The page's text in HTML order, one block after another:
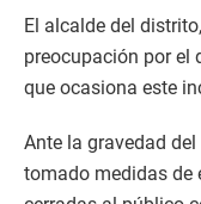
El alcalde del
preocupación por el
que ocasiona este
Ante la gravedad
tomado medidas de